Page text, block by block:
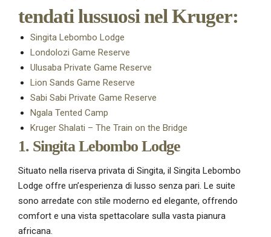
tendati lussuosi nel Kruger:
Singita Lebombo Lodge
Londolozi Game Reserve
Ulusaba Private Game Reserve
Lion Sands Game Reserve
Sabi Sabi Private Game Reserve
Ngala Tented Camp
Kruger Shalati – The Train on the Bridge
1. Singita Lebombo Lodge
Situato nella riserva privata di Singita, il Singita Lebombo
Lodge offre un’esperienza di lusso senza pari. Le suite
sono arredate con stile moderno ed elegante, offrendo
comfort e una vista spettacolare sulla vasta pianura
africana.